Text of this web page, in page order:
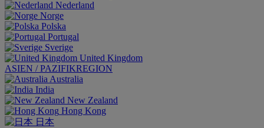
Nederland
Norge
Polska
Portugal
Sverige
United Kingdom
ASIEN / PAZIFIKREGION
Australia
India
New Zealand
Hong Kong
日本